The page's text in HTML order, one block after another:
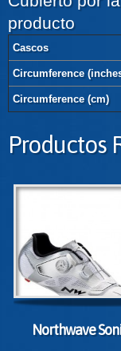
producto
Cascos
Circumference
Circumference (cm)
Productos
Northwave